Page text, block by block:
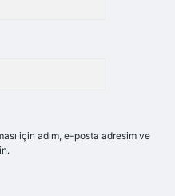
için adım, e-posta adresim ve